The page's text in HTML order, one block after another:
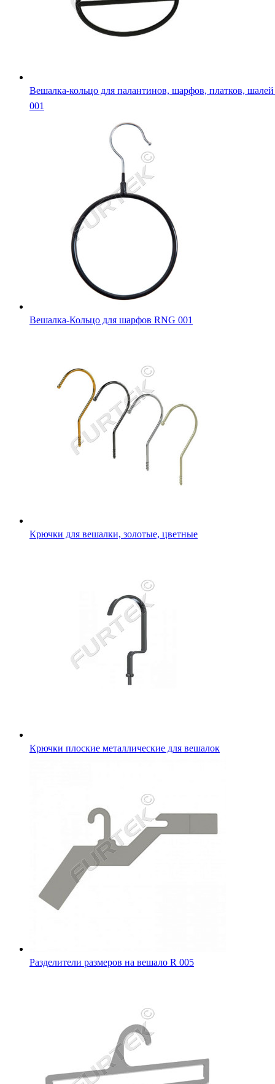
Вешалка-кольцо для палантинов, шарфов, платков,
001
Вешалка-Кольцо для шарфов RNG 001
Крючки для вешалки, золотые, цветные
Крючки плоские металлические для вешалок
Разделители размеров на вешало R 005